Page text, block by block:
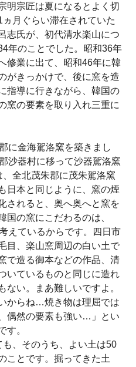
明宗匠は夏になるとよく切
月ぐらい滞在されていた
志氏が、初代清水楽山につ
年のことでした。昭和36年
修業に出て、昭和46年に韓
がきっかけで、後に窯を造
指導に行きながら、韓国の
窯の要素を取り入れ三重に
に金海駕洛窯を築きまし
沙器村に移って沙器駕洛窯
全北茂朱郡に茂朱駕洛窯
日本と同じように、窯の煙
されると、奥へ奥へと窯を
国の窯にこだわるのは、
えているからです。四日市
目、楽山窯周辺の白い土で
で造る御本などの作品、清
いているものと同じに造れ
ない。まあ難しいですよ。
からね…焼き物は理屈では
偶然の要素も強い…」とい
す。
、そのうち、よい土は50
ことです。掘ってきた土